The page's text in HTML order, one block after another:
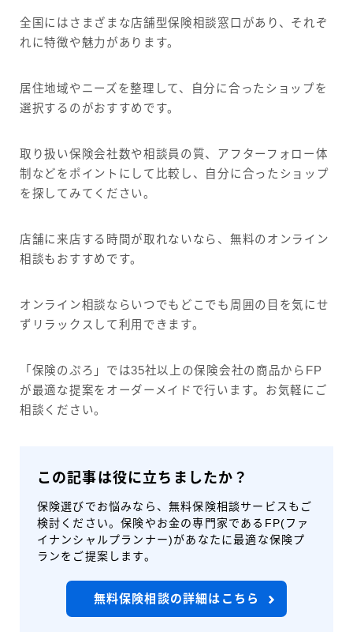
全国にはさまざまな店舗型保険相談窓口があり、それぞ
れに特徴や魅力があります。
居住地域やニーズを整理して、自分に合ったショップを
選択するのがおすすめです。
取り扱い保険会社数や相談員の質、アフターフォロー体
制などをポイントにして比較し、自分に合ったショップ
を探してみてください。
店舗に来店する時間が取れないなら、無料のオンライン
相談もおすすめです。
オンライン相談ならいつでもどこでも周囲の目を気にせ
ずリラックスして利用できます。
「保険のぷろ」では35社以上の保険会社の商品からFP
が最適な提案をオーダーメイドで行います。お気軽にご
相談ください。
この記事は役に立ちましたか？
保険選びでお悩みなら、無料保険相談サービスもご
検討ください。保険やお金の専門家であるFP(ファ
イナンシャルプランナー)があなたに最適な保険プ
ランをご提案します。
無料保険相談の詳細はこちら